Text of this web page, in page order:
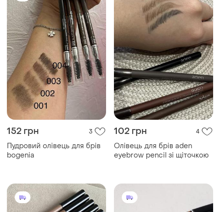
152 грн 3
Пудровий олівець для брів
bogenia
102 грн 4
Олівець для брів aden
eyebrow pencil зі щіточкою